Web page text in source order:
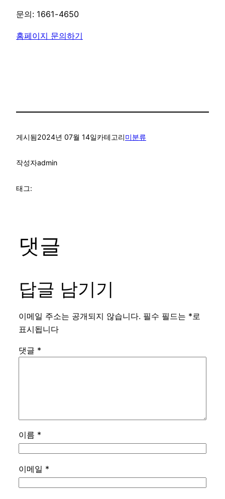
문의: 1661-4650
홈페이지 문의하기
게시됨2024년 07월 14일카테고리미분류
작성자admin
태그:
댓글
답글 남기기
이메일 주소는 공개되지 않습니다. 필수 필드는 *로
표시됩니다
댓글 *
이름 *
이메일 *